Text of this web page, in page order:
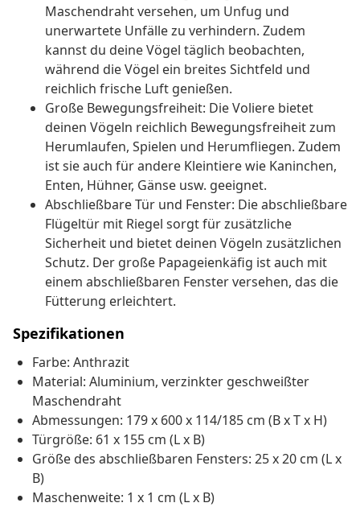
Maschendraht versehen, um Unfug und
unerwartete Unfälle zu verhindern. Zudem
kannst du deine Vögel täglich beobachten,
während die Vögel ein breites Sichtfeld und
reichlich frische Luft genießen.
Große Bewegungsfreiheit: Die Voliere bietet
deinen Vögeln reichlich Bewegungsfreiheit zum
Herumlaufen, Spielen und Herumfliegen. Zudem
ist sie auch für andere Kleintiere wie Kaninchen,
Enten, Hühner, Gänse usw. geeignet.
Abschließbare Tür und Fenster: Die abschließbare
Flügeltür mit Riegel sorgt für zusätzliche
Sicherheit und bietet deinen Vögeln zusätzlichen
Schutz. Der große Papageienkäfig ist auch mit
einem abschließbaren Fenster versehen, das die
Fütterung erleichtert.
Spezifikationen
Farbe: Anthrazit
Material: Aluminium, verzinkter geschweißter
Maschendraht
Abmessungen: 179 x 600 x 114/185 cm (B x T x H)
Türgröße: 61 x 155 cm (L x B)
Größe des abschließbaren Fensters: 25 x 20 cm (L x
B)
Maschenweite: 1 x 1 cm (L x B)